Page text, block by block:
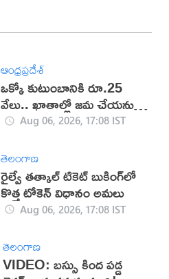
ఆంధ్రప్రదేశ్
ఒక్కో కుటుంబానికి రూ.25
వేలు.. ఖాతాల్లో జ‌మ చేయ‌నున్న
ప్ర‌భుత్వం..!
Aug 06, 2026, 17:08 IST
తెలంగాణ
రైల్వే తత్కాల్ టికెట్ బుకింగ్‌లో
కొత్త టోకెన్ విధానం అమలు
Aug 06, 2026, 17:08 IST
తెలంగాణ
VIDEO: బస్సు కింద పడ్డ